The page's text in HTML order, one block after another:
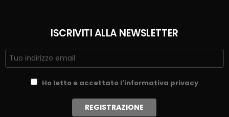
ISCRIVITI ALLA NEWSLETTER
Ho letto e accettato l'informativa privacy